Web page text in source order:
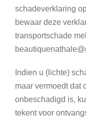
schadeverklaring
bewaar deze
transportschade
Indien u (lichte)
maar vermoedt dat
onbeschadigd is,
tekent voor